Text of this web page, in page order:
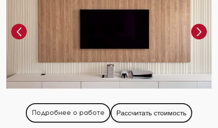
Подробнее о работе Рассчитать стоимость